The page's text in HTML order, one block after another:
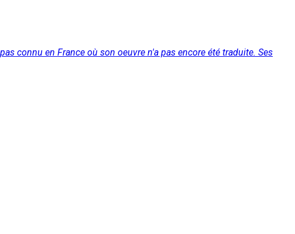
connu en France où son oeuvre n'a pas encore été traduite. Ses